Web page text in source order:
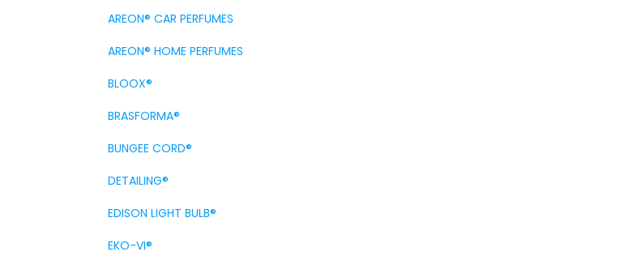
AREON® CAR PERFUMES
AREON® HOME PERFUMES
BLOOX®
BRASFORMA®
BUNGEE CORD®
DETAILING®
EDISON LIGHT BULB®
EKO-VI®